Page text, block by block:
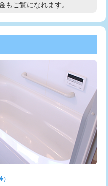
現地調査
33,000円
8,800円
修
業）
修
）
22,000円
もご覧になれます。